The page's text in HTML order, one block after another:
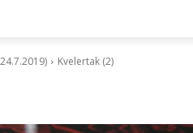
Kvelertak (2)